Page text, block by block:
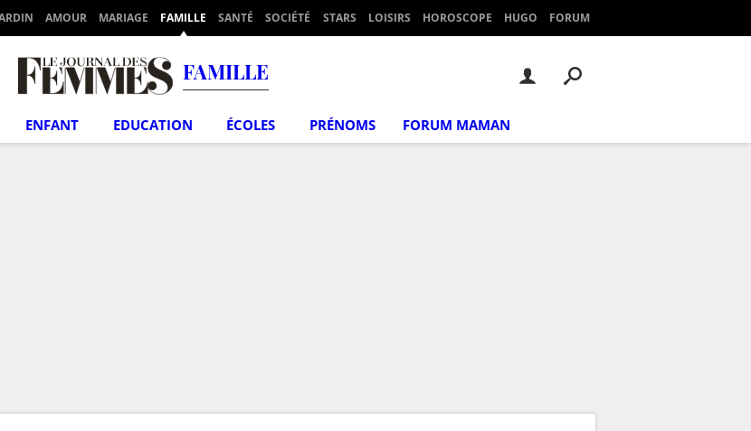
AMOUR MARIAGE FAMILLE SANTÉ SOCIÉTÉ STARS LOISIRS HOROSCOPE HUGO FORUM
FAMILLE
ENFANT EDUCATION ÉCOLES PRÉNOMS FORUM MAMAN